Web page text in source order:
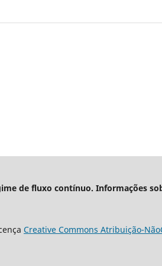
de fluxo contínuo. Informações
Creative Commons Atribuição-